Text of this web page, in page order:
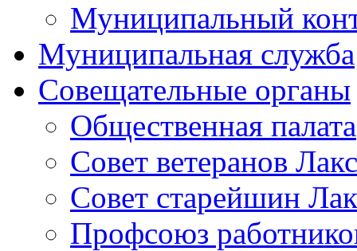
Муниципальный
Муниципальная служба
Совещательные органы
Общественная палата
Совет ветеранов
Совет старейшин
Профсоюз